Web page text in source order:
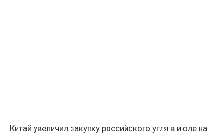
Китай увеличил закупку российского угля в июле на